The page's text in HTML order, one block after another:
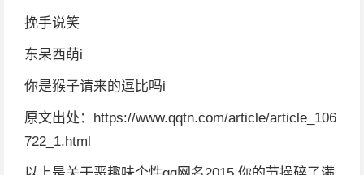
挽手说笑
东呆西萌i
你是猴子请来的逗比吗i
原文出处：https://www.qqtn.com/article/article_106
722_1.html